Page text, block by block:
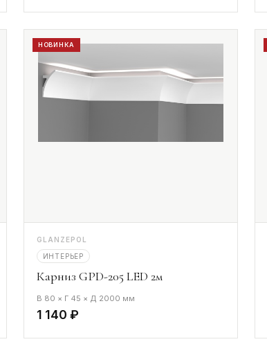
НОВИНКА
GLANZEPOL
ИНТЕРЬЕР
Карниз GPD-205 LED 2м
В 80 × Г 45 × Д 2000 мм
1 140 ₽